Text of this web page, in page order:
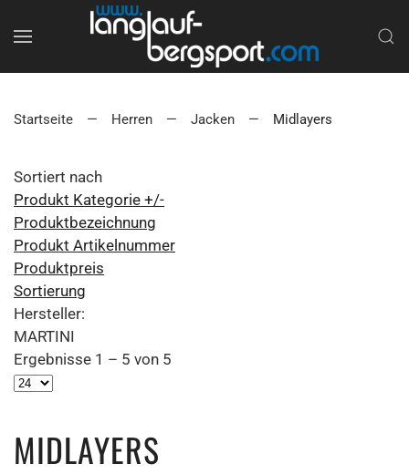
Startseite Herren Jacken Midlayers
Sortiert nach
Produkt Kategorie +/-
Produktbezeichnung
Produkt Artikelnummer
Produktpreis
Sortierung
Hersteller:
MARTINI
Ergebnisse 1 – 5 von 5
MIDLAYERS